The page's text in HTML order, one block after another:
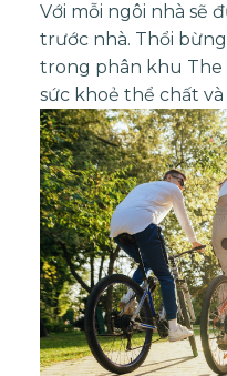
Với mỗi ngôi nhà sẽ
trước nhà. Thổi
trong phân khu The
sức khoẻ thể chất